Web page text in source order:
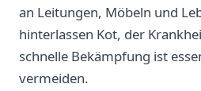
an Leitungen, Möbeln und
hinterlassen Kot, der
schnelle Bekämpfung ist
vermeiden.